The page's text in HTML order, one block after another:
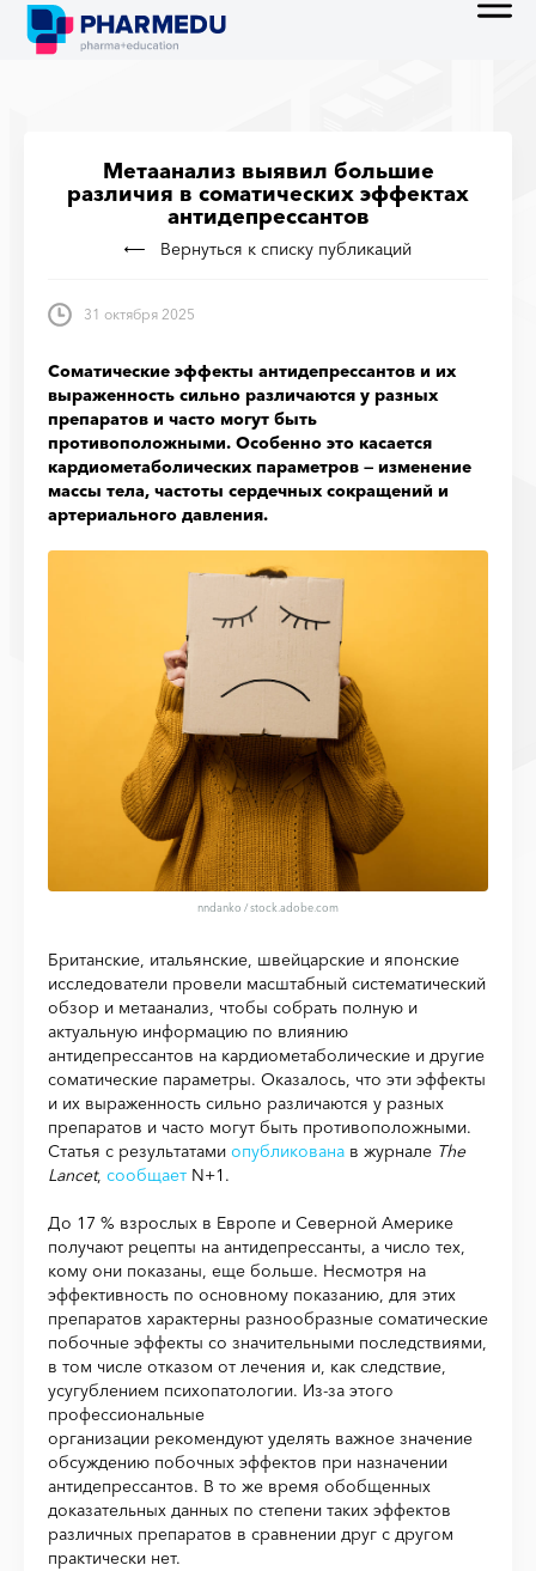
Метаанализ выявил большие
различия в соматических эффектах
антидепрессантов
Вернуться к списку публикаций
31 октября 2025
Соматические эффекты антидепрессантов и их
выраженность сильно различаются у разных
препаратов и часто могут быть
противоположными. Особенно это касается
кардиометаболических параметров — изменение
массы тела, частоты сердечных сокращений и
артериального давления.
nndanko / stock.adobe.com
Британские, итальянские, швейцарские и японские
исследователи провели масштабный систематический
обзор и метаанализ, чтобы собрать полную и
актуальную информацию по влиянию
антидепрессантов на кардиометаболические и другие
соматические параметры. Оказалось, что эти эффекты
и их выраженность сильно различаются у разных
препаратов и часто могут быть противоположными.
Статья с результатами опубликована в журнале The
Lancet, сообщает N+1.
До 17 % взрослых в Европе и Северной Америке
получают рецепты на антидепрессанты, а число тех,
кому они показаны, еще больше. Несмотря на
эффективность по основному показанию, для этих
препаратов характерны разнообразные соматические
побочные эффекты со значительными последствиями,
в том числе отказом от лечения и, как следствие,
усугублением психопатологии. Из-за этого
профессиональные
организации рекомендуют уделять важное значение
обсуждению побочных эффектов при назначении
антидепрессантов. В то же время обобщенных
доказательных данных по степени таких эффектов
различных препаратов в сравнении друг с другом
практически нет.